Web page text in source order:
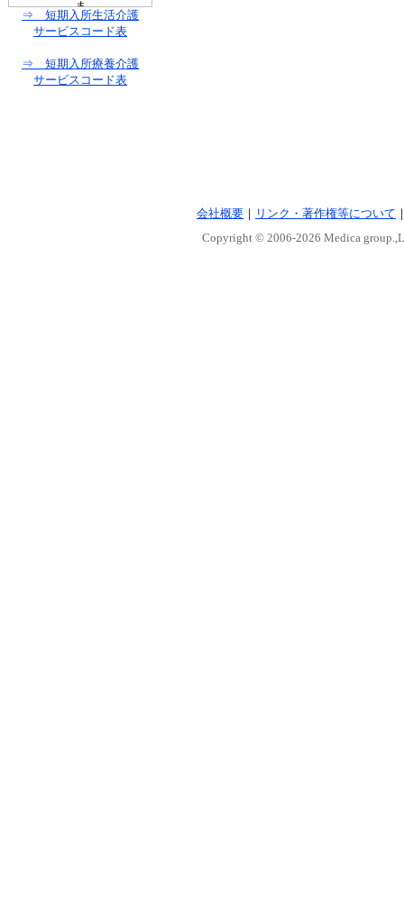
⇒ 短期入所生活介護
サービスコード表
⇒ 短期入所療養介護
サービスコード表
会社概要 ｜ リンク・著作権等について
Copyright © 2006-2026 Medica